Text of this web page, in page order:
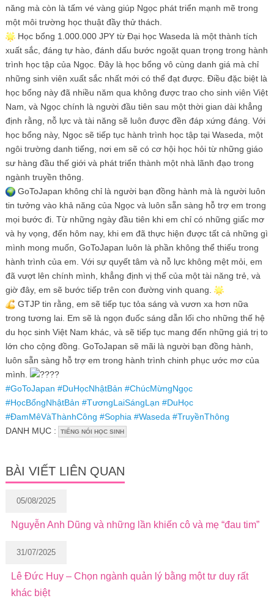
năng mà còn là tấm vé vàng giúp Ngọc phát triển mạnh mẽ trong
một môi trường học thuật đầy thử thách.
Học bổng 1.000.000 JPY từ Đại học Waseda là một thành tích
xuất sắc, đáng tự hào, đánh dấu bước ngoặt quan trọng trong hành
trình học tập của Ngọc. Đây là học bổng vô cùng danh giá mà chỉ
những sinh viên xuất sắc nhất mới có thể đạt được. Điều đặc biệt là
học bổng này đã nhiều năm qua không được trao cho sinh viên Việt
Nam, và Ngọc chính là người đầu tiên sau một thời gian dài khẳng
định rằng, nỗ lực và tài năng sẽ luôn được đền đáp xứng đáng. Với
học bổng này, Ngọc sẽ tiếp tục hành trình học tập tại Waseda, một
ngôi trường danh tiếng, nơi em sẽ có cơ hội học hỏi từ những giáo
sư hàng đầu thế giới và phát triển thành một nhà lãnh đạo trong
ngành truyền thông.
GoToJapan không chỉ là người bạn đồng hành mà là người luôn
tin tưởng vào khả năng của Ngọc và luôn sẵn sàng hỗ trợ em trong
mọi bước đi. Từ những ngày đầu tiên khi em chỉ có những giấc mơ
và hy vọng, đến hôm nay, khi em đã thực hiện được tất cả những gì
mình mong muốn, GoToJapan luôn là phần không thể thiếu trong
hành trình của em. Với sự quyết tâm và nỗ lực không mệt mỏi, em
đã vượt lên chính mình, khẳng định vị thế của một tài năng trẻ, và
giờ đây, em sẽ bước tiếp trên con đường vinh quang.
GTJP tin rằng, em sẽ tiếp tục tỏa sáng và vươn xa hơn nữa
trong tương lai. Em sẽ là ngọn đuốc sáng dẫn lối cho những thế hệ
du học sinh Việt Nam khác, và sẽ tiếp tục mang đến những giá trị to
lớn cho cộng đồng. GoToJapan sẽ mãi là người bạn đồng hành,
luôn sẵn sàng hỗ trợ em trong hành trình chinh phục ước mơ của
mình.
#GoToJapan #DuHọcNhậtBản #ChúcMừngNgọc
#HọcBổngNhậtBản #TươngLaiSángLạn #DuHọc
#ĐamMêVàThànhCông #Sophia #Waseda #TruyềnThông
DANH MỤC :
TIẾNG NÓI HỌC SINH
BÀI VIẾT LIÊN QUAN
05/08/2025
Nguyễn Anh Dũng và những lần khiến cô và mẹ “đau tim”
31/07/2025
Lê Đức Huy – Chọn ngành quản lý bằng một tư duy rất
khác biệt